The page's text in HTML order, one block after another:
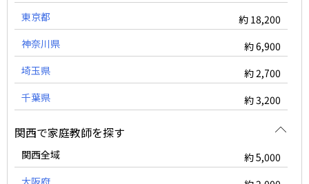
東京都
約 18,200
神奈川県
約 6,900
埼玉県
約 2,700
千葉県
約 3,200
関西で家庭教師を探す
関西全域
約 5,000
大阪府